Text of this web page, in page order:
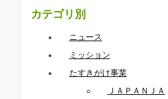
カテゴリ別
ニュース
ミッション
たすきがけ事業
ＪＡＰＡＮＪＡ